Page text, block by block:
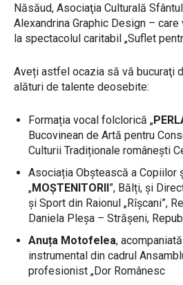
Năsăud, Asociaţia Culturală
Alexandrina Graphic Design –
la spectacolul caritabil „Suflet
Aveți astfel ocazia să vă bucuraţi
alături de talente deosebite:
Formația vocal folclorică „
Bucovinean de Artă pentru
Culturii Tradiționale românești
Asociația Obștească a Copiilor
„MOŞTENITORII”, Bălți, și
și Sport din Raionul „Rîșcani”,
Daniela Pleșa – Strășeni,
Anuța Motofelea,
instrumental din cadrul
profesionist „Dor Românesc